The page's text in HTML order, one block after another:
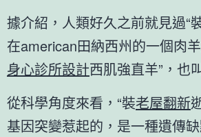
據介紹，人類好久之前就見過“
在american田納西州的一個肉
身心診所設計西肌強直羊”，也
從科學角度來看，“裝老屋翻新
基因突變惹起的，是一種遺傳